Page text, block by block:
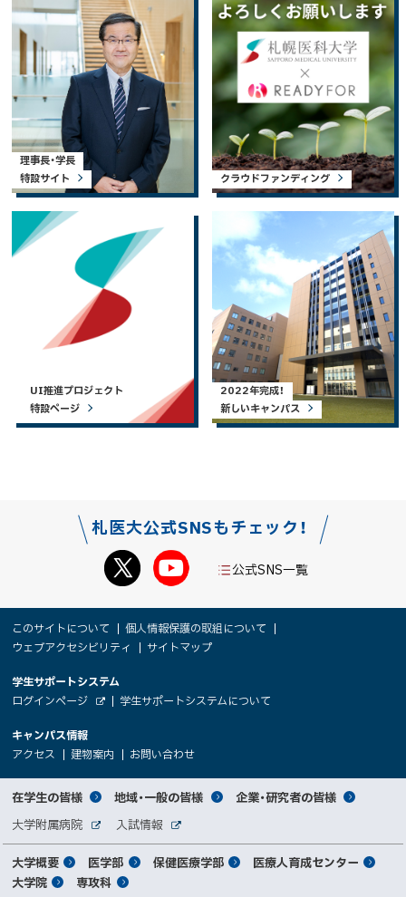
理事長・学長
特設サイト
クラウドファンディング
UI推進プロジェクト
特設ページ
2022年完成！
新しいキャンパス
札医大公式SNSもチェック！
公式SNS一覧
サ
イ
ト
報
このサイトについて
個人情報保護の取組について
ウェブアクセシビリティ
サイトマップ
大
学
関
者
向
け
学生サポートシステム
ログインページ
イ
ト
（
新
ィ
ド
ウ
で
開
き
ま
す
学生サポートシステムについて
キャンパス情報
アクセス
（
新
規
ウ
ィ
ン
ド
ウ
で
開
き
建物案内
（
新
規
ウ
ィ
ン
ド
ウ
で
き
お問い合わせ
規
ウ
ィ
ウ
で
開
サ
イ
ト
マ
対
象
者
別
メ
在学生の皆様 地域・一般の皆様 企業・研究者の皆様
関
連
サ
大学附属病院
サ
イ
ト
入試情報
サ
メ
イ
大学概要 医学部 保健医療学部
医療人育成センター
大学院
専攻科